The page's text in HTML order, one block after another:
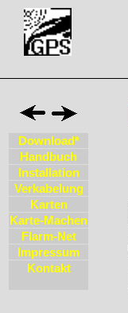
Download*
Handbuch
Installation
Verkabelung
Karten
Karte-Machen
Flarm-Net
Impressum
Kontakt